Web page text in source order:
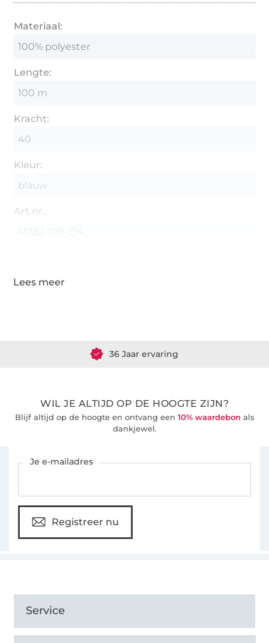
Materiaal:
100% polyester
Lengte:
100 m
Kracht:
40
Kleur:
blauw
Art.nr.:
36 Jaar ervaring
WIL JE ALTIJD OP DE HOOGTE ZIJN?
Blijf altijd op de hoogte en ontvang een 10% waardebon als
dankjewel.
Je e-mailadres
Registreer nu
Service